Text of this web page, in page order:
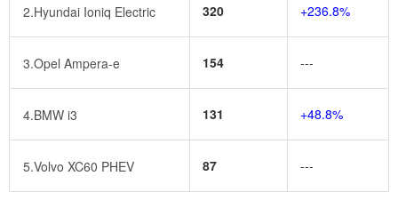
2.Hyundai Ioniq Electric 320 +236.8%
3.Opel Ampera-e 154 ---
4.BMW i3 131 +48.8%
5.Volvo XC60 PHEV 87 ---